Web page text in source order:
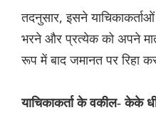
तदनुसार, इसने
भरने और प्रत्येक को अपने
रूप में बाद जमानत पर रिहा
याचिकाकर्ता के वकील- केके